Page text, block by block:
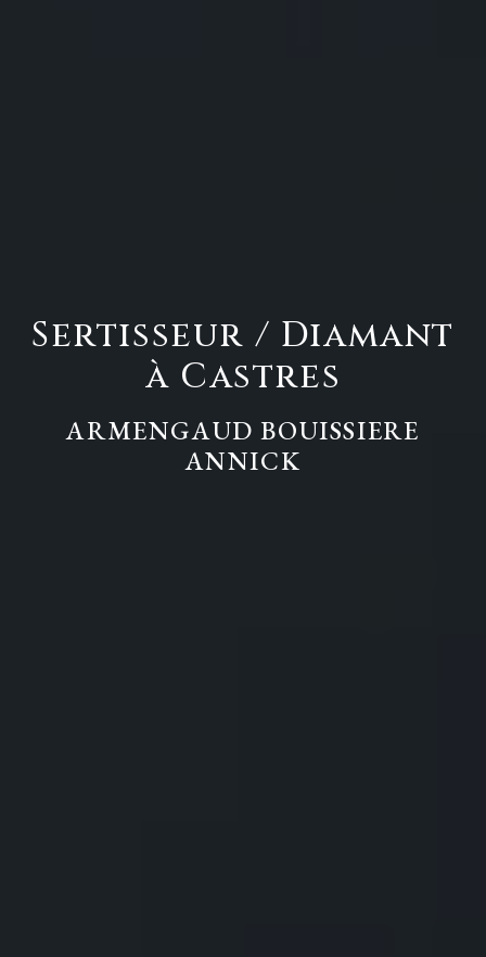
Sertisseur / Diamant
à Castres
ARMENGAUD BOUISSIERE
ANNICK